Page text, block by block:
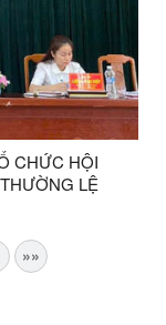
LỆ
»»